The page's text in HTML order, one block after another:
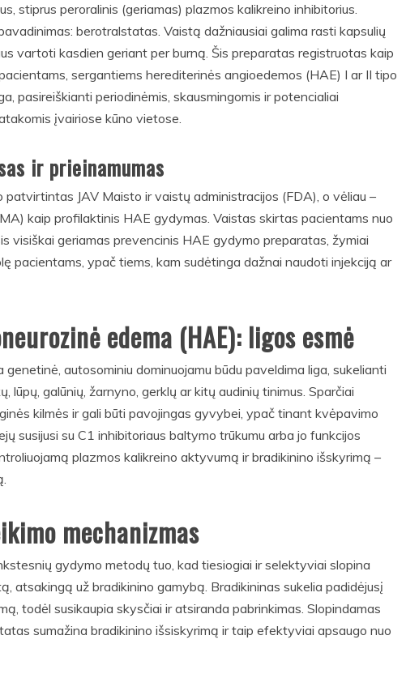
stiprus peroralinis (geriamas) plazmos kalikreino inhibitorius.
berotralstatas. Vaistą dažniausiai galima rasti kapsulių
vartoti kasdien geriant per burną. Šis preparatas registruotas kaip
sergantiems herediterinės angioedemos (HAE) I ar II tipo
pasireiškianti periodinėmis, skausmingomis ir potencialiai
įvairiose kūno vietose.
ir prieinamumas
JAV Maisto ir vaistų administracijos (FDA), o vėliau –
kaip profilaktinis HAE gydymas. Vaistas skirtas pacientams nuo
visiškai geriamas prevencinis HAE gydymo preparatas, žymiai
pacientams, ypač tiems, kam sudėtinga dažnai naudoti injekciją ar
edema (HAE): ligos esmė
autosominiu dominuojamu būdu paveldima liga, sukelianti
lūpų, galūnių, žarnyno, gerklų ar kitų audinių tinimus. Sparčiai
kilmės ir gali būti pavojingas gyvybei, ypač tinant kvėpavimo
susijusi su C1 inhibitoriaus baltymo trūkumu arba jo funkcijos
plazmos kalikreino aktyvumą ir bradikinino išskyrimą –
mechanizmas
gydymo metodų tuo, kad tiesiogiai ir selektyviai slopina
atsakingą už bradikinino gamybą. Bradikininas sukelia padidėjusį
todėl susikaupia skysčiai ir atsiranda pabrinkimas. Slopindamas
sumažina bradikinino išsiskyrimą ir taip efektyviai apsaugo nuo